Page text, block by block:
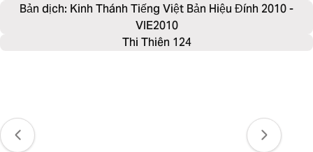
Bản dịch: Kinh Thánh Tiếng Việt Bản Hiệu Đính 2010 -
VIE2010
Thi Thiên 124